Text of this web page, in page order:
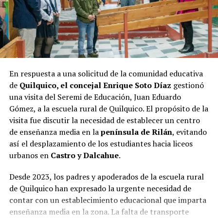
En respuesta a una solicitud de la comunidad educativa
de Quilquico, el concejal Enrique Soto Díaz gestionó
una visita del Seremi de Educación, Juan Eduardo
Gómez, a la escuela rural de Quilquico. El propósito de la
visita fue discutir la necesidad de establecer un centro
de enseñanza media en lapenínsula de Rilán, evitando
así el desplazamiento de los estudiantes hacia liceos
urbanos en Castro y Dalcahue.
Desde 2023, los padres y apoderados de la escuela rural
de Quilquico han expresado la urgente necesidad de
contar con un establecimiento educacional que imparta
enseñanza media en la zona. La falta de transporte